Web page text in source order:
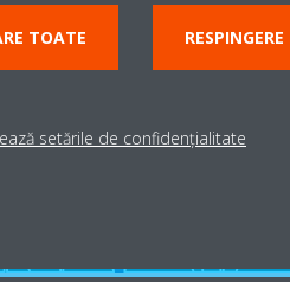
Ai nevoie
TOATE
setările de confidențialitate